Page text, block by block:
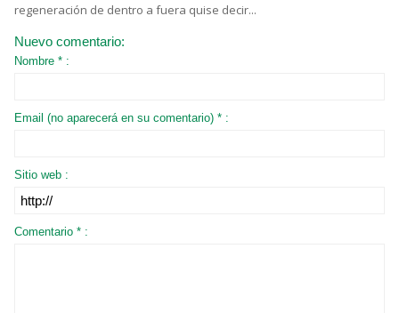
regeneración de dentro a fuera quise decir...
Nuevo comentario:
Nombre * :
Email (no aparecerá en su comentario) * :
Sitio web :
Comentario * :